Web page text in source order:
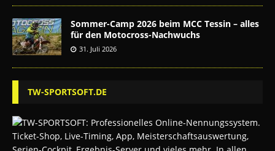
Sommer-Camp 2026 beim MCC Tessin – alles
für den Motocross-Nachwuchs
31. Juli 2026
TW-SPORTSOFT.DE